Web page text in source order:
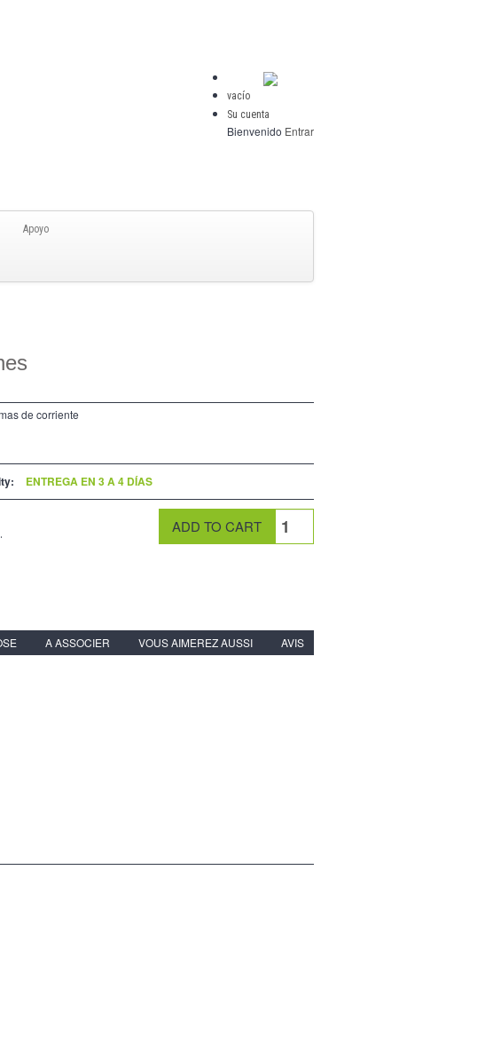
vacío
Su cuenta
Bienvenido Entrar
Apoyo
de corriente
ENTREGA EN 3 A 4 DÍAS
A ASSOCIER VOUS AIMEREZ AUSSI AVIS